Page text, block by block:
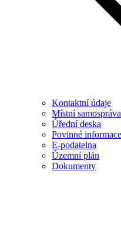
Kontaktní údaje
Místní samospráva
Úřední deska
Povinné informace
E-podatelna
Územní plán
Dokumenty